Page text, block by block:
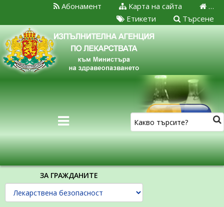
…
Карта на сайта
Абонамент
Търсене
Етикети
ЗА ГРАЖДАНИТЕ